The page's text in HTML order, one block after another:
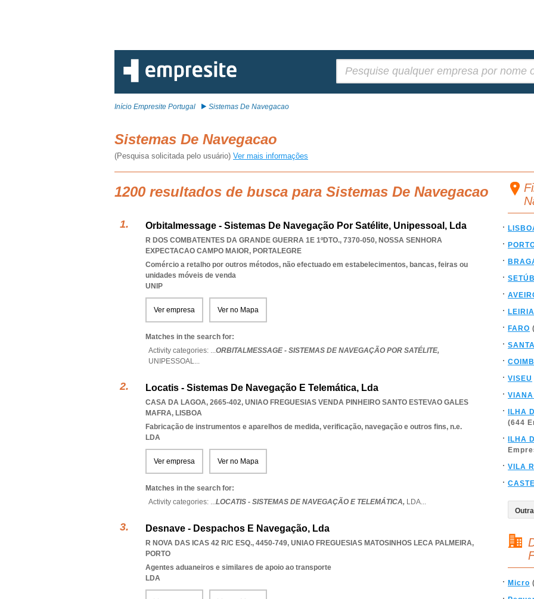
Início Empresite Portugal Sistemas De Navegacao
Sistemas De Navegacao
(Pesquisa solicitada pelo usuário) Ver mais informações
1200 resultados de busca para Sistemas De Navegacao
Orbitalmessage - Sistemas De Navegação Por Satélite, Unipessoal, Lda
R DOS COMBATENTES DA GRANDE GUERRA 1E 1ºDTO., 7370-050, NOSSA SENHORA
EXPECTACAO CAMPO MAIOR, PORTALEGRE
Comércio a retalho por outros métodos, não efectuado em estabelecimentos, bancas, feiras ou
unidades móveis de venda
UNIP
Ver empresa Ver no Mapa
Matches in the search for:
Activity categories: ...ORBITALMESSAGE - SISTEMAS DE NAVEGAÇÃO POR SATÉLITE,
UNIPESSOAL...
Locatis - Sistemas De Navegação E Telemática, Lda
CASA DA LAGOA, 2665-402, UNIAO FREGUESIAS VENDA PINHEIRO SANTO ESTEVAO GALES
MAFRA, LISBOA
Fabricação de instrumentos e aparelhos de medida, verificação, navegação e outros fins, n.e.
LDA
Ver empresa Ver no Mapa
Matches in the search for:
Activity categories: ...LOCATIS - SISTEMAS DE NAVEGAÇÃO E TELEMÁTICA, LDA...
Desnave - Despachos E Navegação, Lda
R NOVA DAS ICAS 42 R/C ESQ., 4450-749, UNIAO FREGUESIAS MATOSINHOS LECA PALMEIRA,
PORTO
Agentes aduaneiros e similares de apoio ao transporte
LDA
LEIRIA
FARO
VISEU
ILHA
(644
ILHA
VILA
Micro